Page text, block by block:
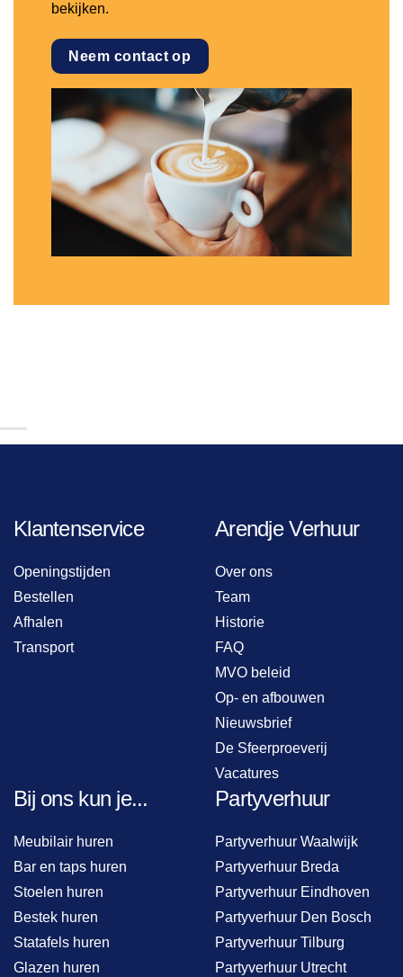
bekijken.
Neem contact op
Klantenservice
Openingstijden
Bestellen
Afhalen
Transport
Arendje Verhuur
Over ons
Team
Historie
FAQ
MVO beleid
Op- en afbouwen
Nieuwsbrief
De Sfeerproeverij
Vacatures
Bij ons kun je...
Meubilair huren
Bar en taps huren
Stoelen huren
Bestek huren
Statafels huren
Glazen huren
Partyverhuur
Partyverhuur Waalwijk
Partyverhuur Breda
Partyverhuur Eindhoven
Partyverhuur Den Bosch
Partyverhuur Tilburg
Partyverhuur Utrecht